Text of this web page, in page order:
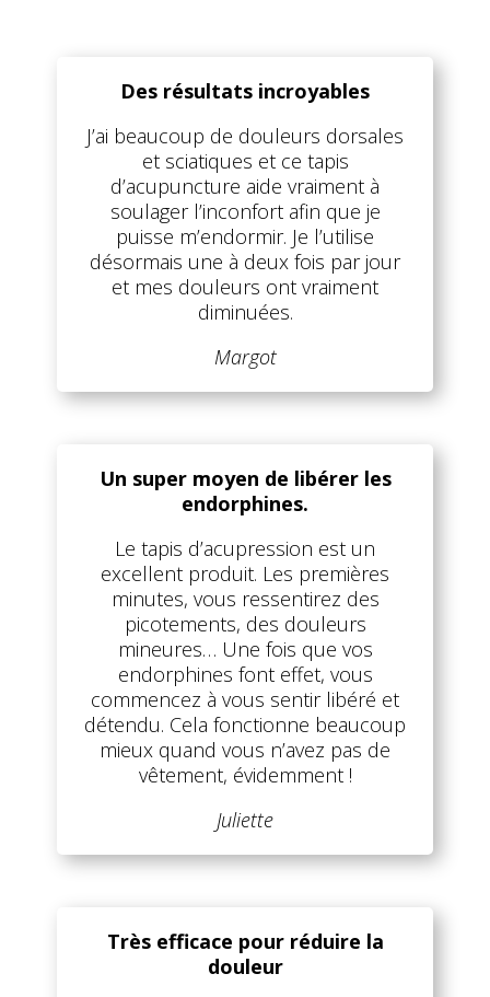
Des résultats incroyables
J’ai beaucoup de douleurs dorsales
et sciatiques et ce tapis
d’acupuncture aide vraiment à
soulager l’inconfort afin que je
puisse m’endormir. Je l’utilise
désormais une à deux fois par jour
et mes douleurs ont vraiment
diminuées.
Margot
Un super moyen de libérer les
endorphines.
Le tapis d’acupression est un
excellent produit. Les premières
minutes, vous ressentirez des
picotements, des douleurs
mineures… Une fois que vos
endorphines font effet, vous
commencez à vous sentir libéré et
détendu. Cela fonctionne beaucoup
mieux quand vous n’avez pas de
vêtement, évidemment !
Juliette
Très efficace pour réduire la
douleur